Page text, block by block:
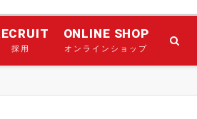
採用
ONLINE SHOP
オンラインショップ